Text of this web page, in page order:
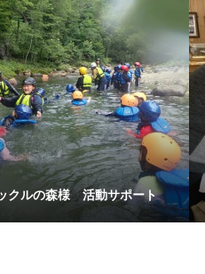
クルの森様 活動サポート